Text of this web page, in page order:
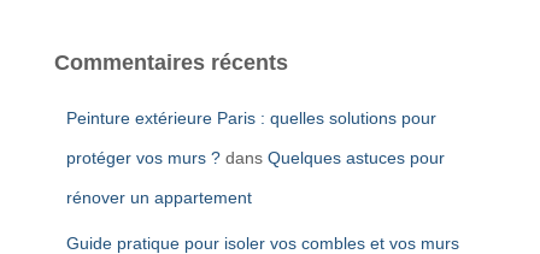
Commentaires récents
Peinture extérieure Paris : quelles solutions pour
protéger vos murs ? dans Quelques astuces pour
rénover un appartement
Guide pratique pour isoler vos combles et vos murs